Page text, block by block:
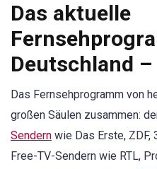
Das aktuelle
Deutschland
Das Fernsehprogramm von
großen Säulen zusammen:
Sendern wie Das Erste, ZDF,
Free-TV-Sendern wie RTL,